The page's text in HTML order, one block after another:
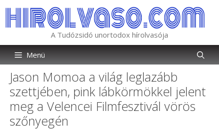
tartalomba
A Tudózsidó unortodox hírolvasója
Menü
Jason Momoa a világ leglazább
szettjében, pink lábkörmökkel jelent
meg a Velencei Filmfesztivál vörös
szőnyegén